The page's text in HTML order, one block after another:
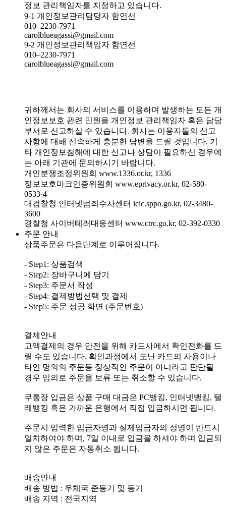
정보 관리책임자를 지정하고 있습니다.
9-1 개인정보관리담당자 함연선
010–2230-7971
carolblueagassi@gmail.com
9-2 개인정보관리책임자 함연선
010–2230-7971
carolblueagassi@gmail.com
귀하께서는 회사의 서비스를 이용하며 발생하는 모든 개
인정보보호 관련 민원을 개인정보 관리책임자 혹은 담당
부서로 신고하실 수 있습니다. 회사는 이용자들의 신고
사항에 대해 신속하게 충분한 답변을 드릴 것입니다. 기
타 개인정보침해에 대한 신고나 상담이 필요하신 경우에
는 아래 기관에 문의하시기 바랍니다.
개인분쟁조정위원회 www.1336.or.kr, 1336
정보보호마크인증위원회 www.eprivacy.or.kr, 02-580-
0533·4
대검찰청 인터넷범죄수사센터 icic.sppo.go.kr, 02-3480-
3600
경찰청 사이버테러대응센터 www.ctrc.go.kr, 02-392-0330
주문 안내
상품주문은 다음단계로 이루어집니다.
- Step1: 상품검색
- Step2: 장바구니에 담기
- Step3: 주문서 작성
- Step4: 결제방법선택 및 결제
- Step5: 주문 성공 화면 (주문번호)
결제안내
고액결제의 경우 안전을 위해 카드사에서 확인전화를 드
릴 수도 있습니다. 확인과정에서 도난 카드의 사용이나
타인 명의의 주문등 정상적인 주문이 아니라고 판단될
경우 임의로 주문을 보류 또는 취소할 수 있습니다.
무통장 입금은 상품 구매 대금은 PC뱅킹, 인터넷뱅킹, 텔
레뱅킹 혹은 가까운 은행에서 직접 입금하시면 됩니다.
주문시 입력한 입금자명과 실제입금자의 성명이 반드시
일치하여야 하며, 7일 이내로 입금을 하셔야 하며 입금되
지 않은 주문은 자동취소 됩니다.
배송안내
배송 방법 : 우체국 준등기 및 등기
배송 지역 : 전국지역